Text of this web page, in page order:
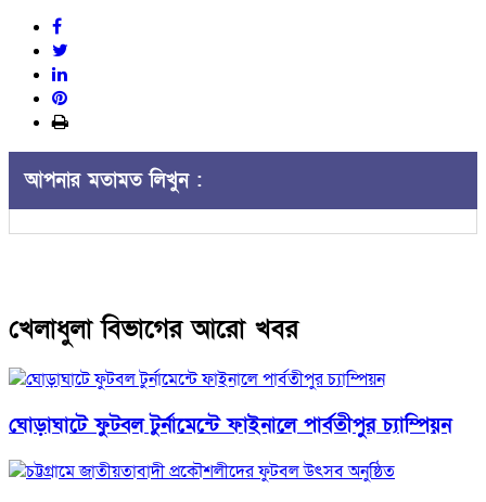
আপনার মতামত লিখুন :
খেলাধুলা বিভাগের আরো খবর
ঘোড়াঘাটে ফুটবল টুর্নামেন্টে ফাইনালে পার্বতীপুর চ্যাম্পিয়ন